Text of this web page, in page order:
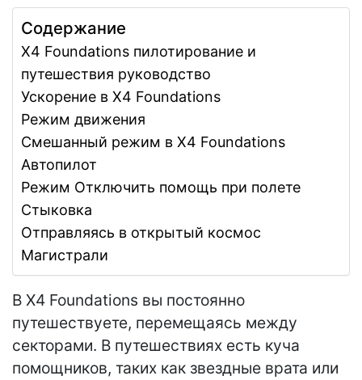
Содержание
X4 Foundations пилотирование и
путешествия руководство
Ускорение в X4 Foundations
Режим движения
Смешанный режим в X4 Foundations
Автопилот
Режим Отключить помощь при полете
Стыковка
Отправляясь в открытый космос
Магистрали
В X4 Foundations вы постоянно
путешествуете, перемещаясь между
секторами. В путешествиях есть куча
помощников, таких как звездные врата или